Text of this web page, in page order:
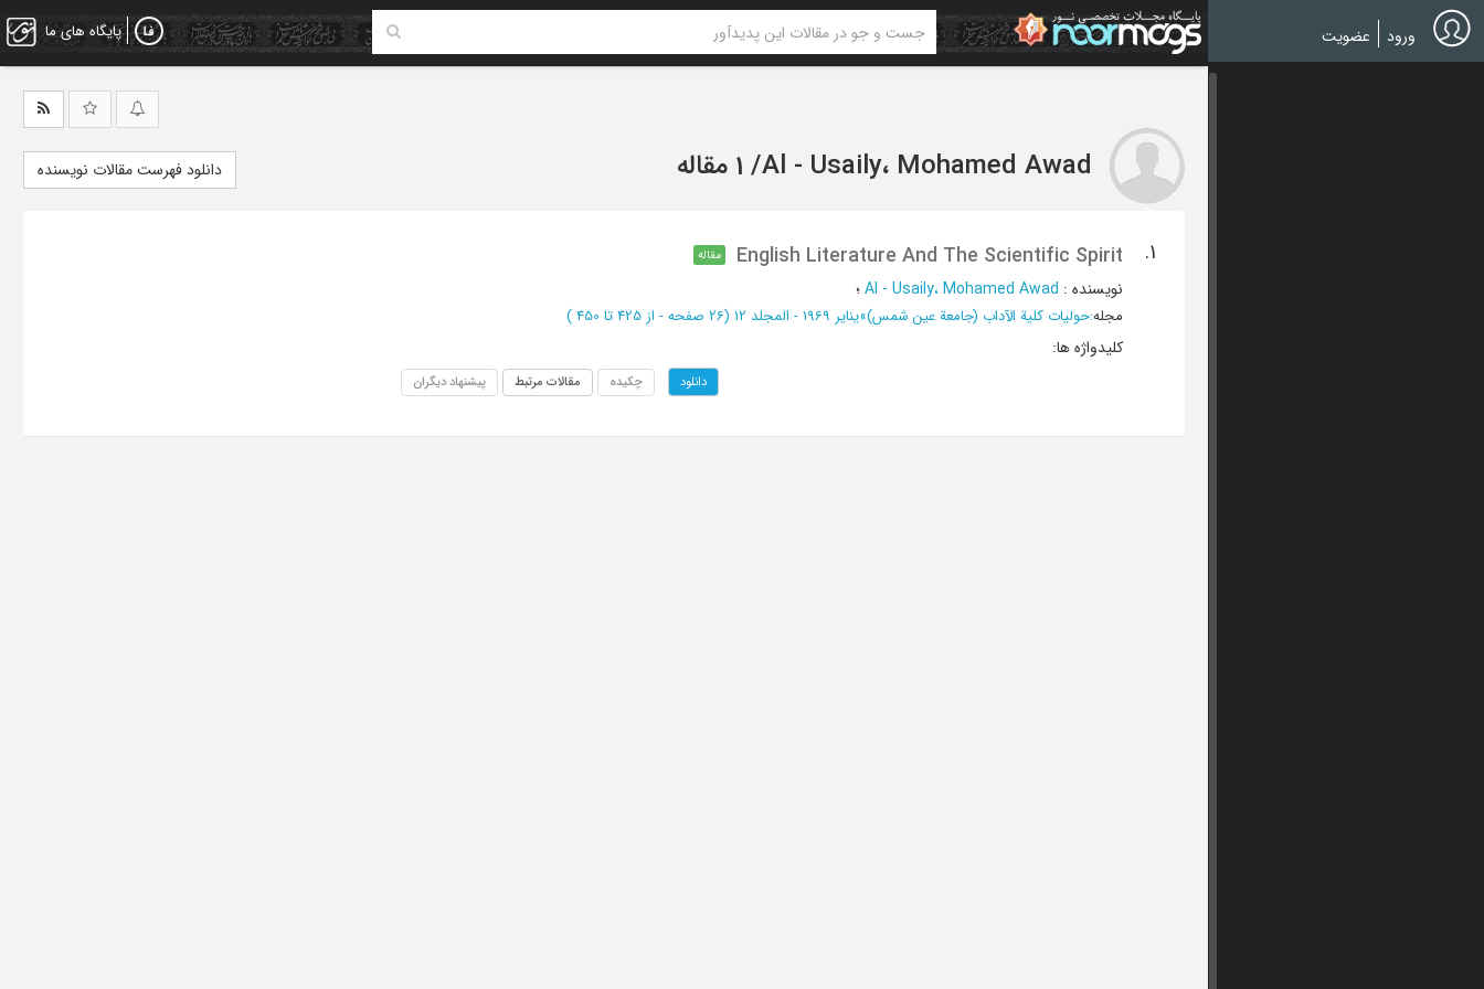
Skip
to
main
پایگاه های ما ورود عضویت
Al - Usaily، Mohamed Awad/ 1 مقاله دانلود فهرست مقالات نویسنده
1.
English Literature And The Scientific Spirit مقاله
نویسنده : Al - Usaily، Mohamed Awad؛
مجله:حولیات کلیة الآداب (جامعة عین شمس)»ینایر 1969 - المجلد 12 (‎26 صفحه - از 425 تا 450 )
کلیدواژه ها:
دانلود چکیده مقالات مرتبط پیشنهاد دیگران